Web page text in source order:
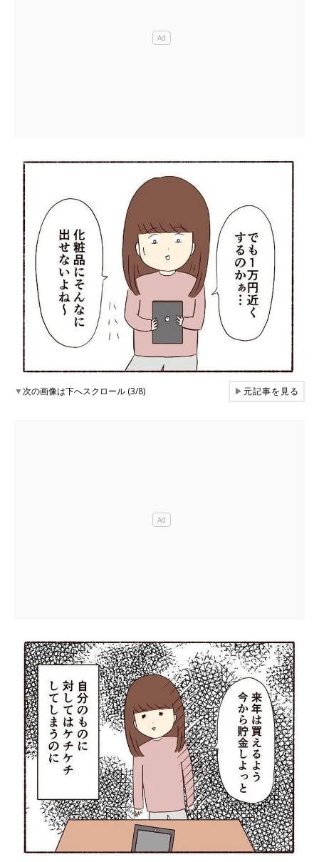
▼次の画像は下へスクロール (3/8) ▶元記事を見る